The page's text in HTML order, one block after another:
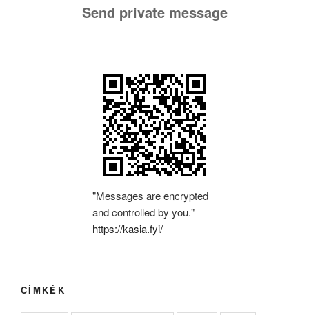
Send private message
"Messages are encrypted
and controlled by you."
https://kasia.fyi/
CÍMKÉK